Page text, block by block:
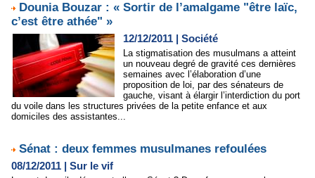
Dounia Bouzar : « Sortir de l’amalgame "être laïc,
c’est être athée" »
12/12/2011 | Société
La stigmatisation des musulmans a atteint
un nouveau degré de gravité ces dernières
semaines avec l’élaboration d’une
proposition de loi, par des sénateurs de
gauche, visant à élargir l’interdiction du port
du voile dans les structures privées de la petite enfance et aux
domiciles des assistantes...
Sénat : deux femmes musulmanes refoulées
08/12/2011 | Sur le vif